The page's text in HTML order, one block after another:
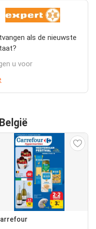
als de nieuwste
u voor